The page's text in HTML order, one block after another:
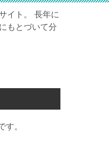
イト。 長年に
もとづいて分
す。